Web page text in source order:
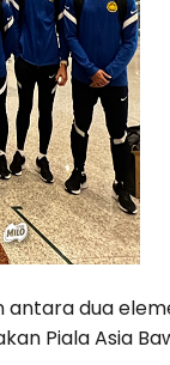
dua
Piala Asia